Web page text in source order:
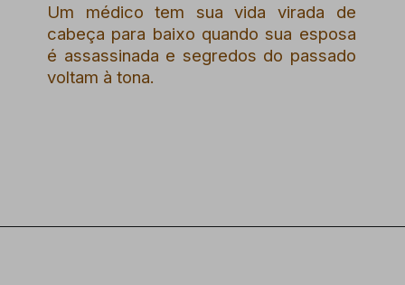
Um médico tem sua vida virada de
cabeça para baixo quando sua esposa
é assassinada e segredos do passado
voltam à tona.